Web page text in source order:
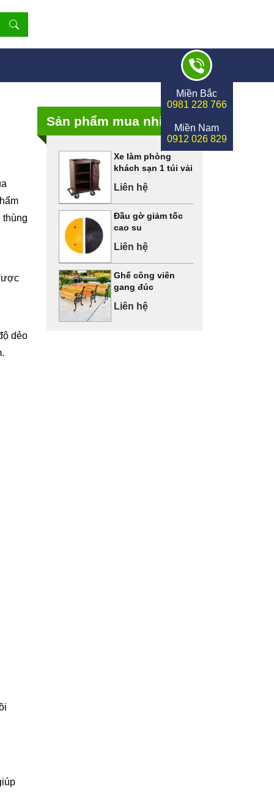
Miền Bắc
0981 228 766
Miền Nam
0912 026 829
dẻo
Sản phẩm mua nhiều
Xe làm phòng
khách sạn 1 túi vải
Liên hệ
Đầu gờ giảm tốc
cao su
Liên hệ
Ghế công viên
gang đúc
Liên hệ